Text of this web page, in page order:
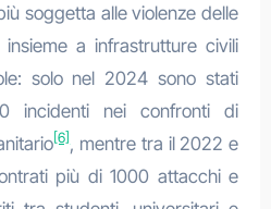
soggetta alle violenze delle
a infrastrutture civili
solo nel 2024 sono stati
incidenti nei confronti di
[6], mentre tra il 2022 e
più di 1000 attacchi e